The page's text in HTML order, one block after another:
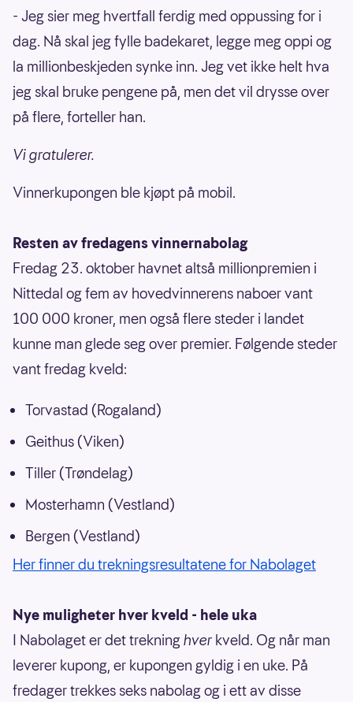
- Jeg sier meg hvertfall ferdig med oppussing for i
dag. Nå skal jeg fylle badekaret, legge meg oppi og
la millionbeskjeden synke inn. Jeg vet ikke helt hva
jeg skal bruke pengene på, men det vil drysse over
på flere, forteller han.
Vi gratulerer.
Vinnerkupongen ble kjøpt på mobil.
Resten av fredagens vinnernabolag
Fredag 23. oktober havnet altså millionpremien i
Nittedal og fem av hovedvinnerens naboer vant
100 000 kroner, men også flere steder i landet
kunne man glede seg over premier. Følgende steder
vant fredag kveld:
Torvastad (Rogaland)
Geithus (Viken)
Tiller (Trøndelag)
Mosterhamn (Vestland)
Bergen (Vestland)
Her finner du trekningsresultatene for Nabolaget
Nye muligheter hver kveld - hele uka
I Nabolaget er det trekninghver kveld. Og når man
leverer kupong, er kupongen gyldig i en uke. På
fredager trekkes seks nabolag og i ett av disse